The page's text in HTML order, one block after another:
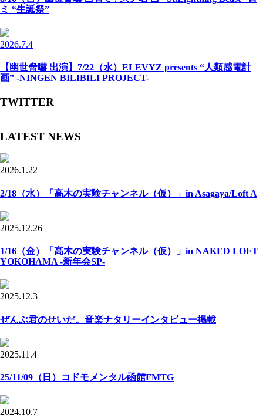
ミ “生誕祭”
2026.7.4
【幽世脅嚇 出演】7/22（水）ELEVYZ presents “人類感電計
画” -NINGEN BILIBILI PROJECT-
TWITTER
LATEST NEWS
2026.1.22
2/18（水）「高木の実験チャンネル（仮）」in Asagaya/Loft A
2025.12.26
1/16（金）「高木の実験チャンネル（仮）」in NAKED LOFT
YOKOHAMA -新年会SP-
2025.12.3
ぜんぶ君のせいだ。音楽ナタリーインタビュー掲載
2025.11.4
25/11/09（日）コドモメンタル函館FMTG
2024.10.7